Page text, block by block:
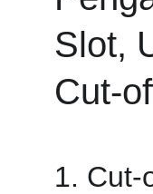
Slot,
Cut-
1. Cut-